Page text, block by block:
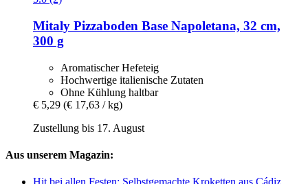
Mitaly Pizzaboden Base Napoletana, 32 cm,
300 g
Aromatischer Hefeteig
Hochwertige italienische Zutaten
Ohne Kühlung haltbar
€ 5,29 (€ 17,63 / kg)
Zustellung bis 17. August
Aus unserem Magazin:
Hit bei allen Festen: Selbstgemachte Kroketten aus Cádiz